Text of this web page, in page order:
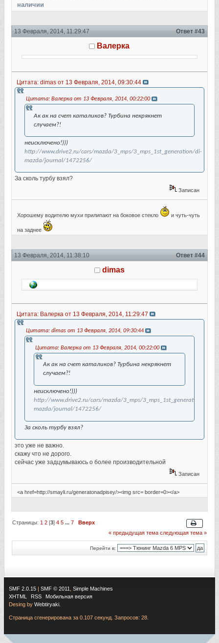
наличии
13 Февраля, 2014, 11:29:47 Ответ #43
Валерка
Цитата: dimas от 13 Февраля, 2014, 09:30:44
Цитата: Валерка от 13 Февраля, 2014, 00:22:00
Ак ак на счет каталиков? Турбина некрякнет
случаем?!
неисключено!)))
http://www.drive2.ru/cars/mazda/3_mps/3_mps_1st_generation/di-
mazda/journal/1472256/
За сколь турбу взял?
Записан
Хорошему водителю мухи прилипают на боковое стекло и чуть-чуть
на заднее
13 Февраля, 2014, 11:38:10 Ответ #44
dimas
Цитата: Валерка от 13 Февраля, 2014, 11:29:47
Цитата: dimas от 13 Февраля, 2014, 09:30:44
Цитата: Валерка от 13 Февраля, 2014, 00:22:00
Ак ак на счет каталиков? Турбина некрякнет
случаем?!
неисключено!)))
http://www.drive2.ru/cars/mazda/3_mps/3_mps_1st_generation/di-
mazda/journal/1472256/
За сколь турбу взял?
это уже не важно.
скажу что не дорого.
сейчас уже задцумываюсь о более производительной
Записан
<a href=http://smayli.ru/generatonadpisey/><img src= border=0></a>
Страницы: 1 2 [3]4 5 ...7
Вверх
« предыдущая тема следующая тема »
Перейти в:
SMF 2.0.15 | SMF © 2011
Simple Machines
XHTML
RSS
Мобильная версия
Desing by Webtiryaki.
Страница сгенерирована за 0.107 секунд. Запросов: 28.